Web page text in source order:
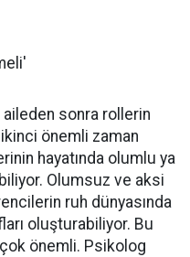
sonra rollerin
ikinci önemli zaman
hayatında olumlu ya
Olumsuz ve aksi
ruh dünyasında
oluşturabiliyor. Bu
önemli. Psikolog